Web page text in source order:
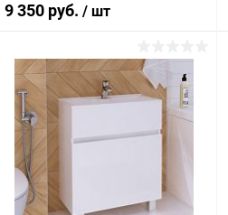
9 350 руб. / шт
В корзину
Купить в 1 клик Сравнение
В избранное